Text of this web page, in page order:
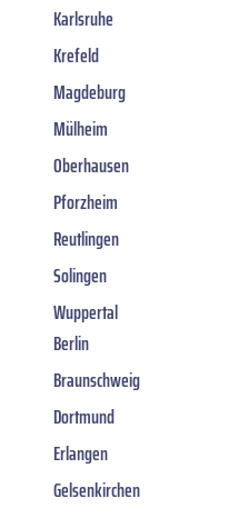
Karlsruhe
Krefeld
Magdeburg
Mülheim
Oberhausen
Pforzheim
Reutlingen
Solingen
Wuppertal
Berlin
Braunschweig
Dortmund
Erlangen
Gelsenkirchen